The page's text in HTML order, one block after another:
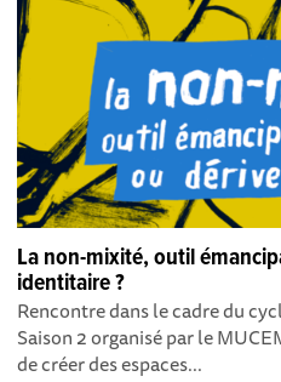
La non-mixité, outil
identitaire ?
Rencontre dans le cadre du
Saison 2 organisé par le
de créer des espaces...